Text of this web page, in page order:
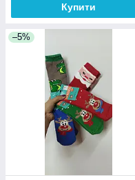
Купити
–5%